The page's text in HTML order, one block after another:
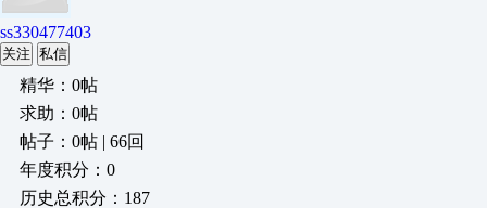
ss330477403
关注 私信
精华：0帖
求助：0帖
帖子：0帖 | 66回
年度积分：0
历史总积分：187